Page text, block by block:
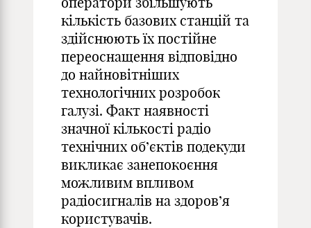
кількість базових станцій та
здійснюють їх постійне
переоснащення відповідно
до найновітніших
технологічних розробок
галузі. Факт наявності
значної кількості радіо
технічних об’єктів подекуди
викликає занепокоєння
можливим впливом
радіосигналів на здоров’я
користувачів.